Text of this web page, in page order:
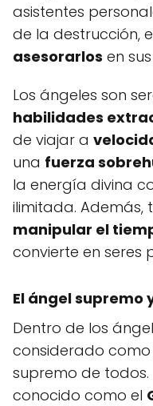
asistentes
de la destrucción,
asesorarlos en
Los ángeles son
habilidades
de viajar a
una fuerza
la energía divina
ilimitada.
manipular el
convierte en seres
El ángel supremo
Dentro de los
considerado
supremo de todos.
conocido como el